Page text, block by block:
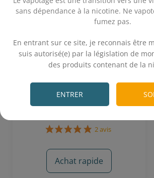
sans dépendance à la nicotine. Ne
fumez pas.
En entrant sur ce site, je reconnais être
suis autorisé(e) par la législation de
des produits contenant de la
ENTRER
USA Classics 10 mL - Flavour
Power 50/50
Classic doux
2 avis
Achat rapide